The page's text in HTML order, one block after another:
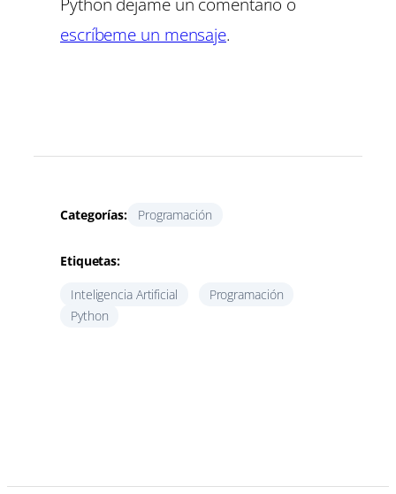
escríbeme un mensaje.
Categorías: Programación
Etiquetas:
Inteligencia Artificial
Programación
Python